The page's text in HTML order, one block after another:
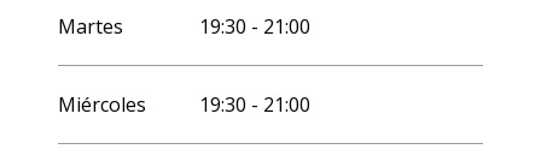
Martes 19:30 - 21:00
Miércoles 19:30 - 21:00